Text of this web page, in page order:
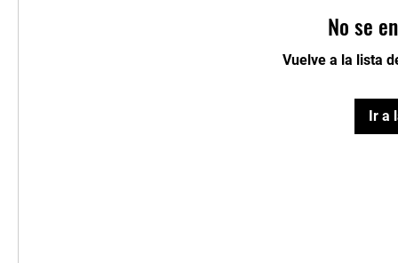
No se
Vuelve a la lista
Ir a